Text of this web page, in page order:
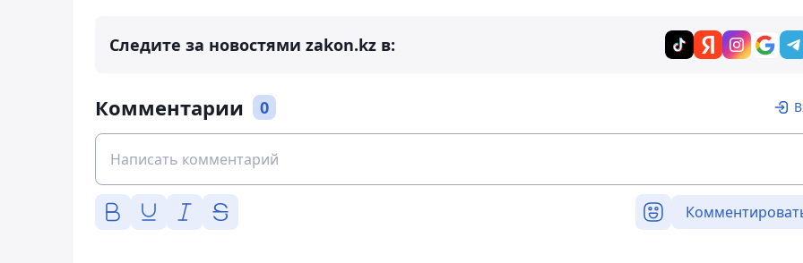
Следите за новостями zakon.kz в:
Комментарии 0